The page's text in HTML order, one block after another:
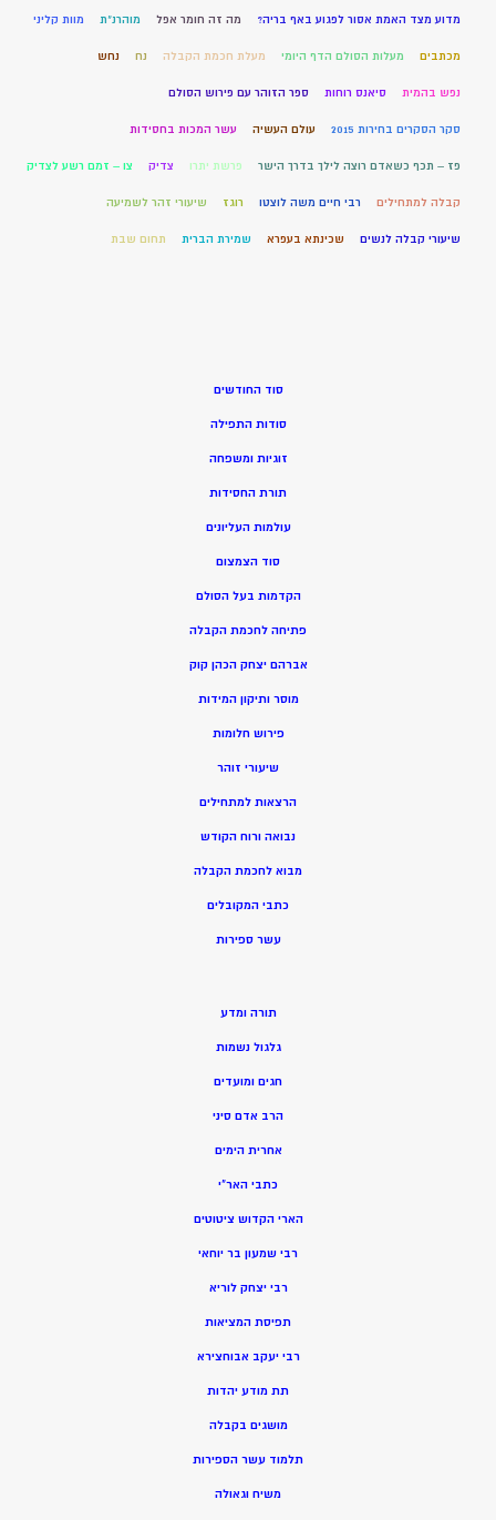
מדוע מצד האמת אסור לפגוע באף בריה? מה זה חומר אפל מוהרנ”ת מוות קליני
מכתבים מעלות הסולם הדף היומי מעלת חכמת הקבלה נח נחש
נפש בהמית סיאנס רוחות ספר הזוהר עם פירוש הסולם
סקר הסקרים בחירות 2015 עולם העשיה עשר המכות בחסידות
פז – תכף כשאדם רוצה לילך בדרך הישר פרשת יתרו צדיק צו – זמם רשע לצדיק
קבלה למתחילים רבי חיים משה לוצטו רוגז שיעורי זהר לשמיעה
שיעורי קבלה לנשים שכינתא בעפרא שמירת הברית תחום שבת
סוד החודשים
סודות התפילה
זוגיות ומשפחה
תורת החסידות
עולמות העליונים
סוד הצמצום
הקדמות בעל הסולם
פתיחה לחכמת הקבלה
אברהם יצחק הכהן קוק
מוסר ותיקון המידות
פירוש חלומות
שיעורי זוהר
הרצאות למתחילים
נבואה ורוח הקודש
מבוא לחכמת הקבלה
כתבי המקובלים
עשר ספירות
תורה ומדע
גלגול נשמות
חגים ומועדים
הרב אדם סיני
אחרית הימים
כתבי האר”י
הארי הקדוש ציטוטים
רבי שמעון בר יוחאי
רבי יצחק לוריא
תפיסת המציאות
רבי יעקב אבוחצירא
תת מודע יהדות
מושגים בקבלה
תלמוד עשר הספירות
משיח וגאולה